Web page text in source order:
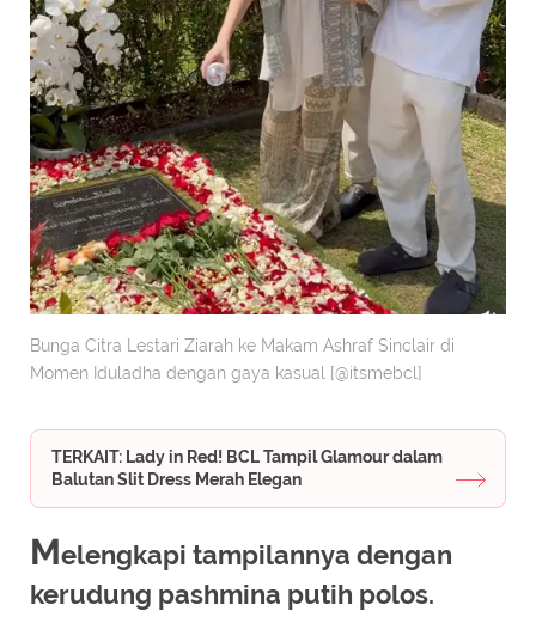
Bunga Citra Lestari Ziarah ke Makam Ashraf Sinclair di
Momen Iduladha dengan gaya kasual [@itsmebcl]
TERKAIT: Lady in Red! BCL Tampil Glamour dalam
Balutan Slit Dress Merah Elegan
Melengkapi tampilannya dengan
kerudung pashmina putih polos.